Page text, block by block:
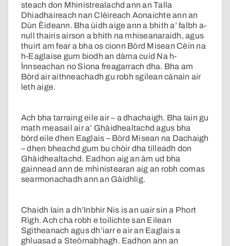
steach don Mhinistrealachd ann an Talla
Dhiadhaireach nan Clèireach Aonaichte ann an
Dùn Èideann. Bha ùidh aige ann a bhith a’ falbh a-
null thairis airson a bhith na mhiseanaraidh, agus
thuirt am fear a bha os cionn Bòrd Misean Cèin na
h-Eaglaise gum biodh an dàrna cuid Na h-
Ìnnseachan no Sìona freagarrach dha. Bha am
Bòrd air aithneachadh gu robh sgilean cànain air
leth aige.
Ach bha tarraing eile air – a dhachaigh. Bha Iain gu
math measail air a’ Ghàidhealtachd agus bha
bòrd eile dhen Eaglais – Bòrd Misean na Dachaigh
– dhen bheachd gum bu chòir dha tilleadh don
Ghàidhealtachd. Eadhon aig an àm ud bha
gainnead ann de mhinistearan aig an robh comas
searmonachadh ann an Gàidhlig.
Chaidh Iain a dh’Inbhir Nis is an uair sin a Phort
Rìgh. Ach cha robh e toilichte san Eilean
Sgitheanach agus dh’iarr e air an Eaglais a
ghluasad a Steòrnabhagh. Eadhon ann an